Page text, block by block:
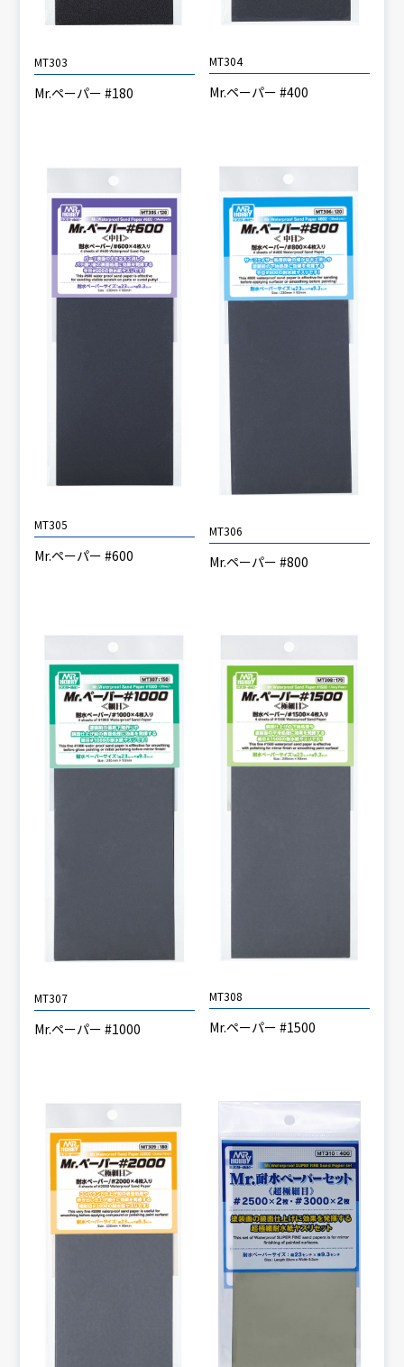
MT303
Mr.ペーパー #180
MT304
Mr.ペーパー #400
MT305
Mr.ペーパー #600
MT306
Mr.ペーパー #800
MT307
Mr.ペーパー #1000
MT308
Mr.ペーパー #1500